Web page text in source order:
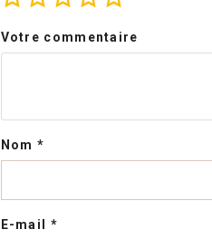
Votre commentaire
Nom *
E-mail *